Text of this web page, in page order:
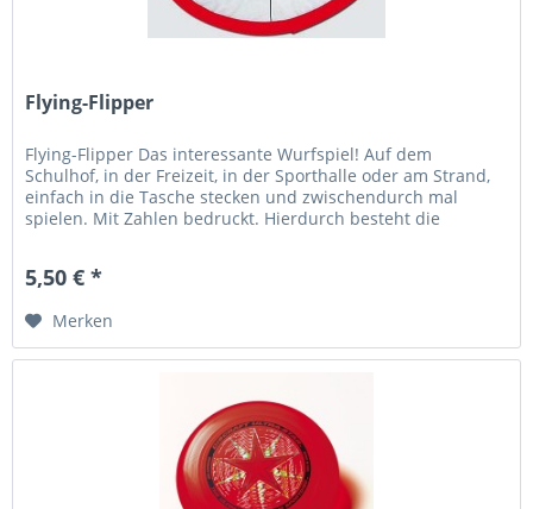
Flying-Flipper
Flying-Flipper Das interessante Wurfspiel! Auf dem
Schulhof, in der Freizeit, in der Sporthalle oder am Strand,
einfach in die Tasche stecken und zwischendurch mal
spielen. Mit Zahlen bedruckt. Hierdurch besteht die
5,50 € *
Merken